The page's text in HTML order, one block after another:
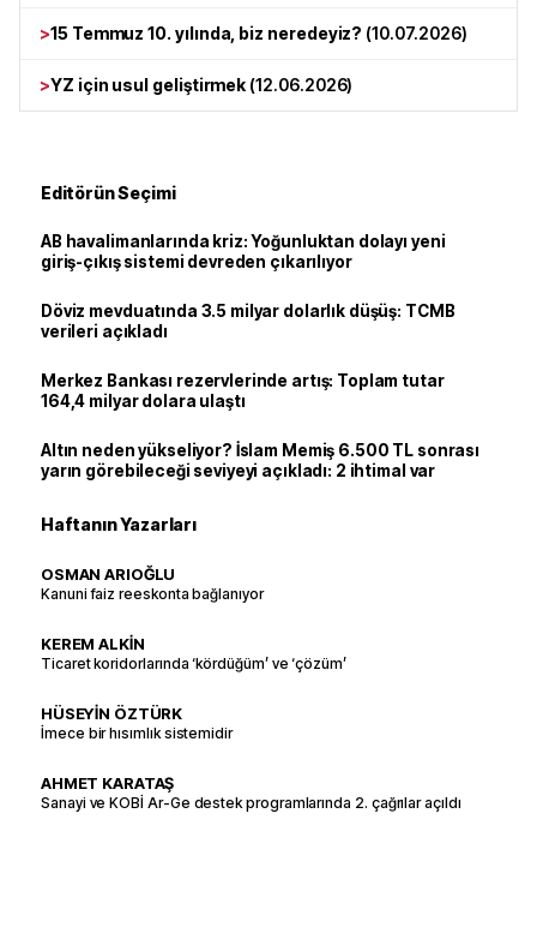
>15 Temmuz 10. yılında, biz neredeyiz? (10.07.2026)
>YZ için usul geliştirmek (12.06.2026)
Editörün Seçimi
AB havalimanlarında kriz: Yoğunluktan dolayı yeni
giriş-çıkış sistemi devreden çıkarılıyor
Döviz mevduatında 3.5 milyar dolarlık düşüş: TCMB
verileri açıkladı
Merkez Bankası rezervlerinde artış: Toplam tutar
164,4 milyar dolara ulaştı
Altın neden yükseliyor? İslam Memiş 6.500 TL sonrası
yarın görebileceği seviyeyi açıkladı: 2 ihtimal var
Haftanın Yazarları
OSMAN ARIOĞLU
Kanuni faiz reeskonta bağlanıyor
KEREM ALKİN
Ticaret koridorlarında ‘kördüğüm’ ve ‘çözüm’
HÜSEYİN ÖZTÜRK
İmece bir hısımlık sistemidir
AHMET KARATAŞ
Sanayi ve KOBİ Ar-Ge destek programlarında 2. çağrılar açıldı